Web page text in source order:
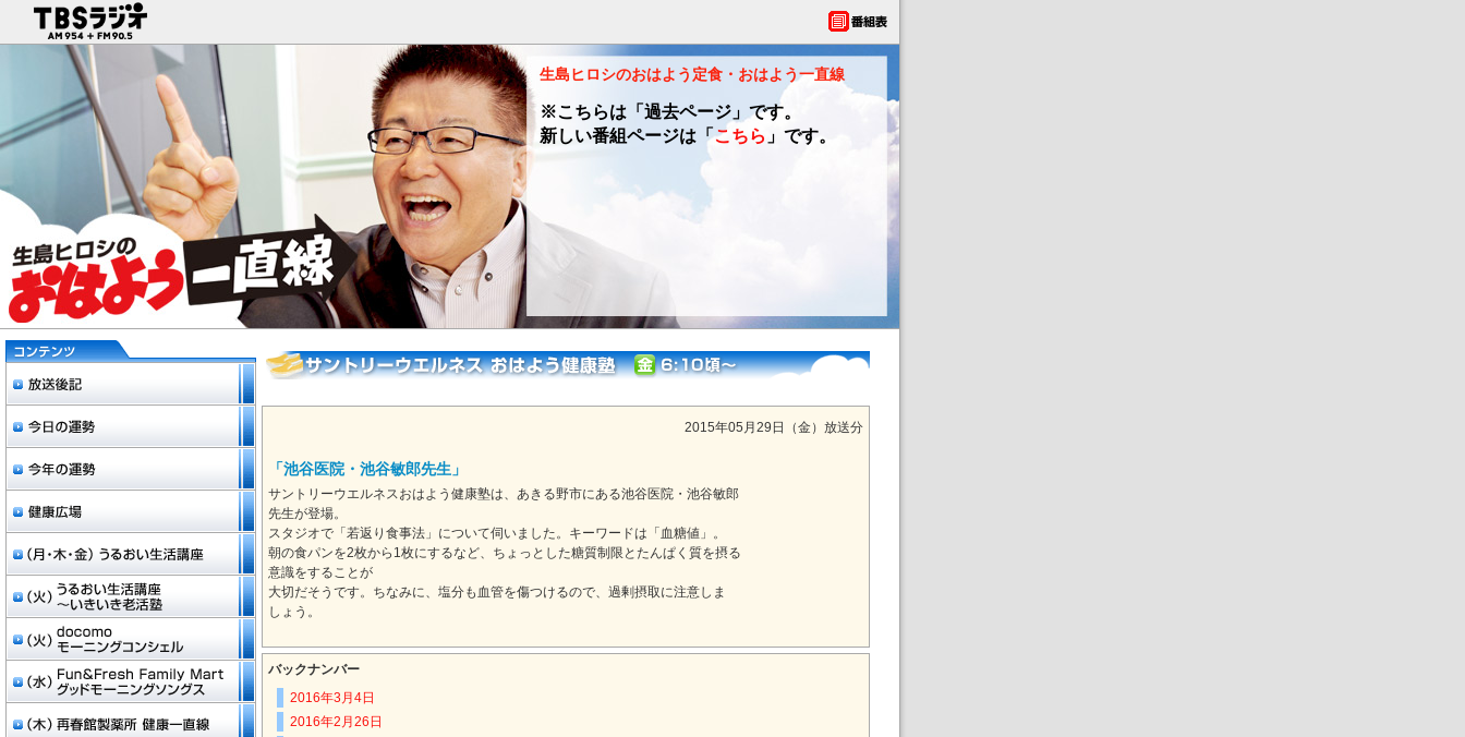
生島ヒロシのおはよう定食・おはよう一直線
※こちらは「過去ページ」です。
新しい番組ページは「こちら 」です。
2015年05月29日（金）放送分
「池谷医院・池谷敏郎先生」
サントリーウエルネスおはよう健康塾は、あきる野市にある池谷医院・池谷敏郎
先生が登場。
スタジオで「若返り食事法」について伺いました。キーワードは「血糖値」。
朝の食パンを2枚から1枚にするなど、ちょっとした糖質制限とたんぱく質を摂る
意識をすることが
大切だそうです。ちなみに、塩分も血管を傷つけるので、過剰摂取に注意しま
しょう。
バックナンバー
2016年3月4日
2016年2月26日